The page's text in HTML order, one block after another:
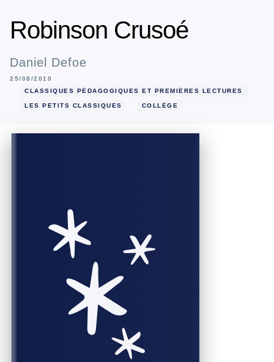
Robinson Crusoé
Daniel Defoe
25/08/2010
CLASSIQUES PÉDAGOGIQUES ET PREMIÈRES LECTURES
LES PETITS CLASSIQUES COLLÈGE